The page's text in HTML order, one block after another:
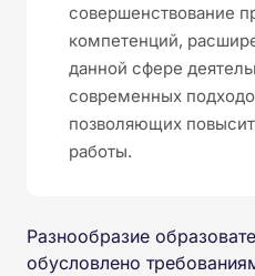
совершенствование
компетенций,
данной сфере
современных
позволяющих
работы.
Разнообразие
обусловлено